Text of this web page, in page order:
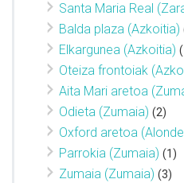
Santa Maria Real
Balda plaza (Azkoitia)
Elkargunea (Azkoitia)
Oteiza frontoiak
Aita Mari aretoa
Odieta (Zumaia) (2)
Oxford aretoa
Parrokia (Zumaia) (1)
Zumaia (Zumaia) (3)